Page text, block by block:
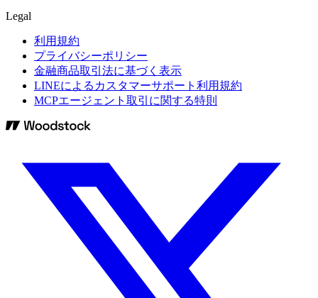
Legal
利用規約
プライバシーポリシー
金融商品取引法に基づく表示
LINEによるカスタマーサポート利用規約
MCPエージェント取引に関する特則